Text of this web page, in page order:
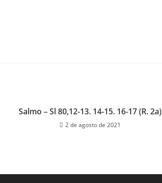
Salmo – Sl 80,12-13. 14-15. 16-17 (R. 2a)
2 de agosto de 2021